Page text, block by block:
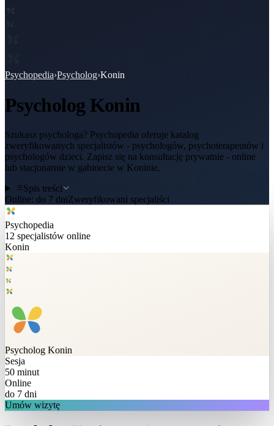
Psychopedia›Psycholog›Konin
Psycholog Konin
Szukasz psychologa? Psychopedia oferuje katalog
zweryfikowanych specjalistów - psychologów, psychoterapeutów i
psychologów dzieci. Zapisz się na konsultację prywatnie - online
lub stacjonarnie w gabinecie w Koninie.
Spis treści
Online: do 7 dniZweryfikowani specjaliści
Psychopedia
12 specjalistów online
Konin
Psycholog Konin
Sesja
50 minut
Online
do 7 dni
Umów wizytę